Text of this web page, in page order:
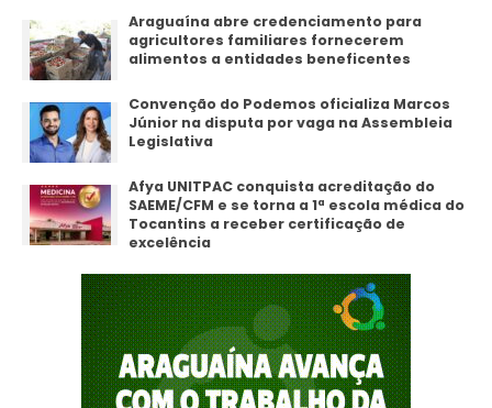
Araguaína abre credenciamento para
agricultores familiares fornecerem
alimentos a entidades beneficentes
Convenção do Podemos oficializa Marcos
Júnior na disputa por vaga na Assembleia
Legislativa
Afya UNITPAC conquista acreditação do
SAEME/CFM e se torna a 1ª escola médica do
Tocantins a receber certificação de
excelência